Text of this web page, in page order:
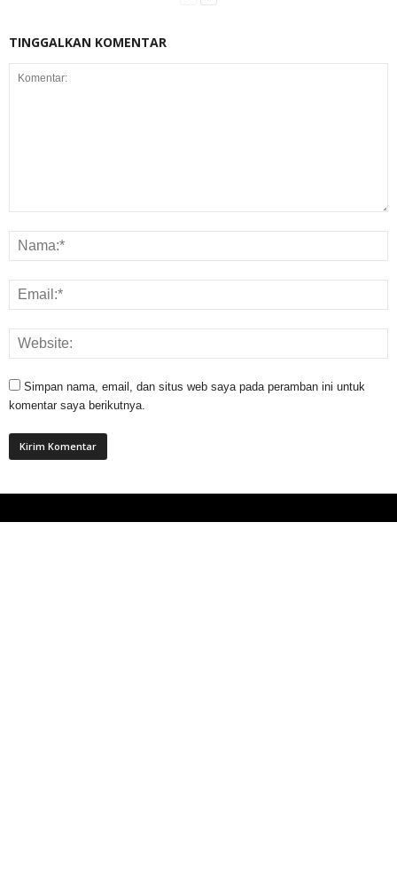
TINGGALKAN KOMENTAR
Simpan nama, email, dan situs web saya pada peramban ini untuk
komentar saya berikutnya.